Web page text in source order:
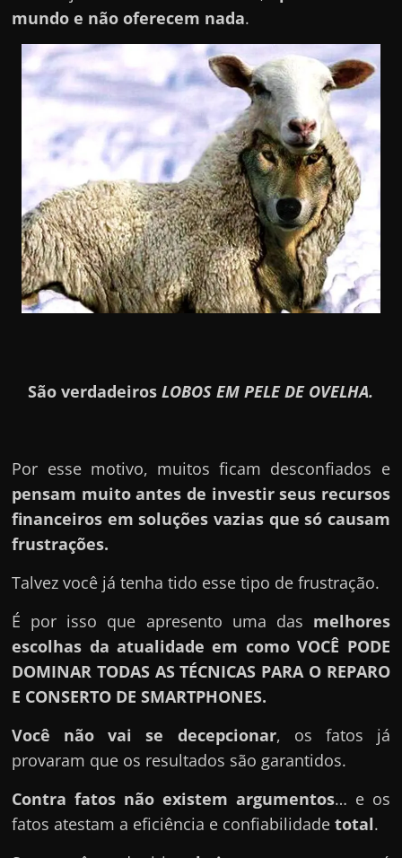
mundo e não oferecem nada.
São verdadeirosLOBOS EM PELE DE OVELHA.
Por esse motivo, muitos ficam desconfiados e
pensam muito antes de investir seus recursos
financeiros em soluções vazias que só causam
frustrações.
Talvez você já tenha tido esse tipo de frustração.
É por isso que apresento uma das melhores
escolhas da atualidade em como VOCÊ PODE
DOMINAR TODAS AS TÉCNICAS PARA O REPARO
E CONSERTO DE SMARTPHONES.
Você não vai se decepcionar, os fatos já
provaram que os resultados são garantidos.
Contra fatos não existem argumentos… e os
fatos atestam a eficiência e confiabilidadetotal.